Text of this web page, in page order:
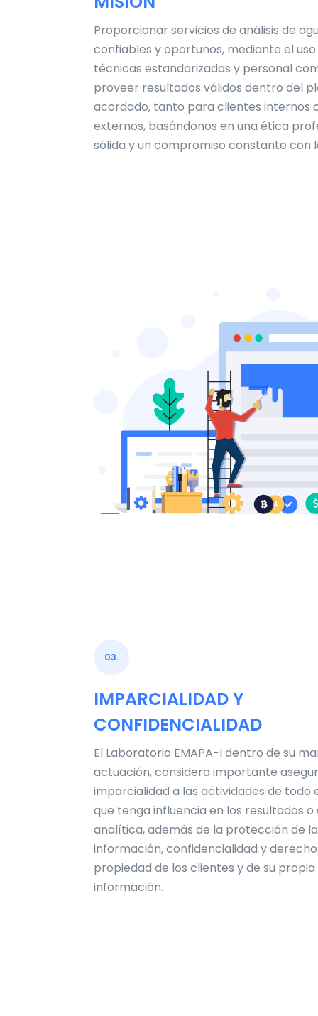
Proporcionar servicios de análisis de
confiables y oportunos, mediante el uso
técnicas estandarizadas y personal
proveer resultados válidos dentro del
acordado, tanto para clientes internos
externos, basándonos en una ética
sólida y un compromiso constante con
03.
IMPARCIALIDAD Y
CONFIDENCIALIDAD
El Laboratorio EMAPA-I dentro de su
actuación, considera importante
imparcialidad a las actividades de todo
que tenga influencia en los resultados
analítica, además de la protección de la
información, confidencialidad y
propiedad de los clientes y de su propia
información.